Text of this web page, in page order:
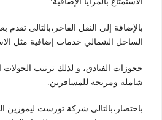
بالإضافة إلى النقل الفاخر،بالتالى
الساحل الشمالي خدمات إضافية مثل
حجوزات الفنادق، و لذلك ترتيب الجولات
شاملة ومريحة للمسافرين.
باختصار،بالتالى شركة تورست ليموزين